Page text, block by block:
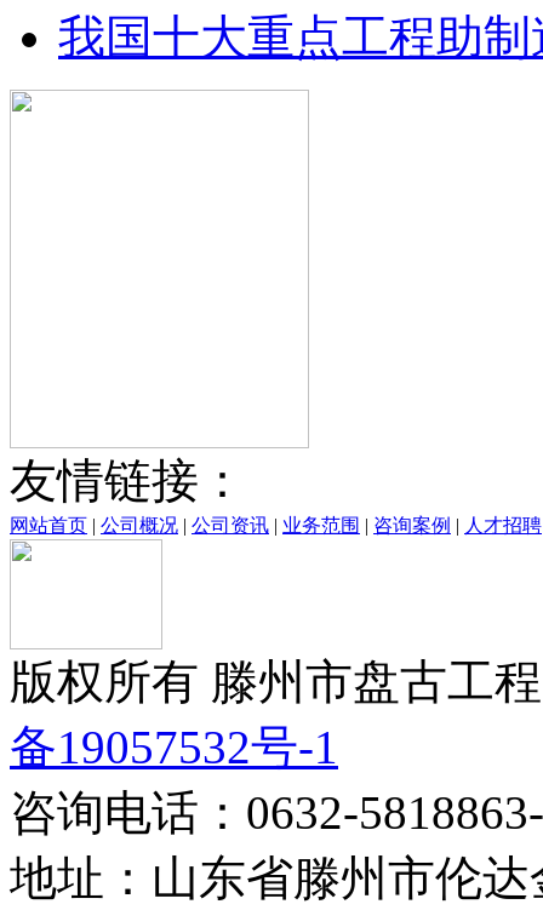
我国十大重点工程助
友情链接：
网站首页 | 公司概况 | 公司资讯 | 业务范围 | 咨询案例 | 人才招聘
版权所有 滕州市盘古工
备19057532号-1
咨询电话：0632-
地址：山东省滕州市伦